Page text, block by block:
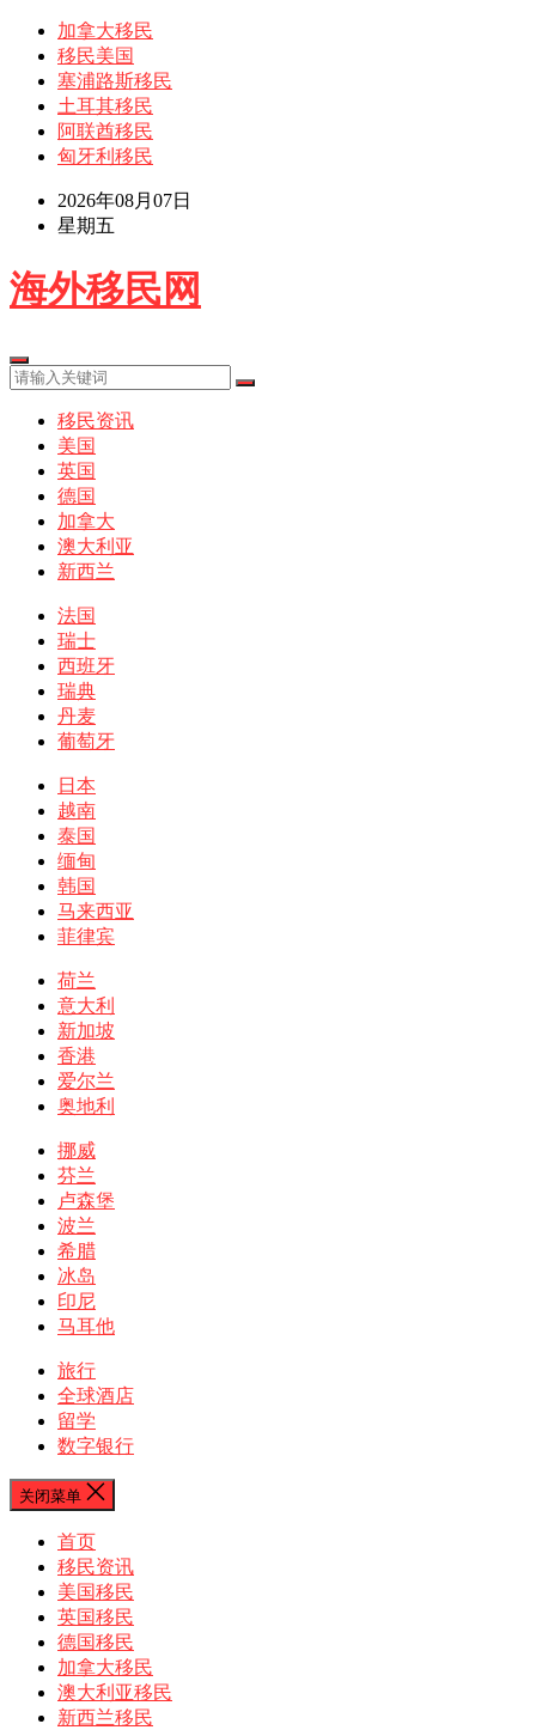
加拿大移民
移民美国
塞浦路斯移民
土耳其移民
阿联酋移民
匈牙利移民
2026年08月07日
星期五
海外移民网
移民资讯
美国
英国
德国
加拿大
澳大利亚
新西兰
法国
瑞士
西班牙
瑞典
丹麦
葡萄牙
日本
越南
泰国
缅甸
韩国
马来西亚
菲律宾
荷兰
意大利
新加坡
香港
爱尔兰
奥地利
挪威
芬兰
卢森堡
波兰
希腊
冰岛
印尼
马耳他
旅行
全球酒店
留学
数字银行
关闭菜单
首页
移民资讯
美国移民
英国移民
德国移民
加拿大移民
澳大利亚移民
新西兰移民